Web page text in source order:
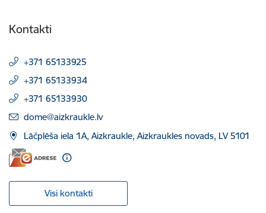
Kontakti
+371 65133925
+371 65133934
+371 65133930
E-pasts:
dome@aizkraukle.lv
Lāčplēša iela 1A, Aizkraukle, Aizkraukles novads, LV 5101
Visi kontakti